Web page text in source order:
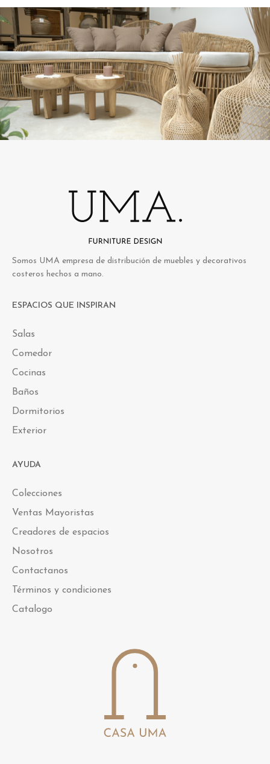
Somos UMA empresa de distribución de muebles y decorativos
costeros hechos a mano.
ESPACIOS QUE INSPIRAN
Salas
Comedor
Cocinas
Baños
Dormitorios
Exterior
AYUDA
Colecciones
Ventas Mayoristas
Creadores de espacios
Nosotros
Contactanos
Términos y condiciones
Catalogo